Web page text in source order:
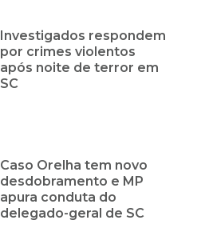
Investigados respondem
por crimes violentos
após noite de terror em
SC
Caso Orelha tem novo
desdobramento e MP
apura conduta do
delegado-geral de SC